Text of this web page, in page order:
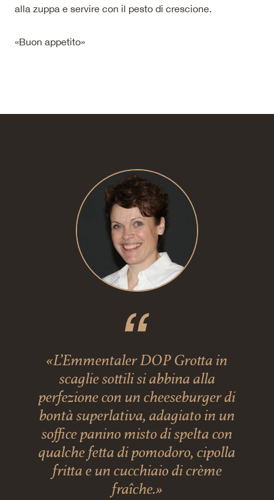
alla zuppa e servire con il pesto di crescione.
«Buon appetito»
«L’Emmentaler DOP Grotta in
scaglie sottili si abbina alla
perfezione con un cheeseburger di
bontà superlativa, adagiato in un
soffice panino misto di spelta con
qualche fetta di pomodoro, cipolla
fritta e un cucchiaio di crème
fraîche.»